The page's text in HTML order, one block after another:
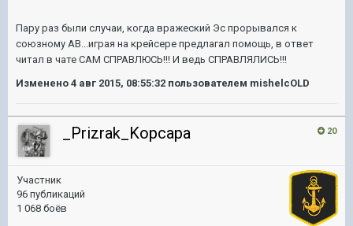
Пару раз были случаи, когда вражеский Эс прорывался к
союзному АВ...играя на крейсере предлагал помощь, в ответ
читал в чате САМ СПРАВЛЮСЬ!!! И ведь СПРАВЛЯЛИСЬ!!!
Изменено 4 авг 2015, 08:55:32 пользователем mishelcOLD
20
_Prizrak_Kopcapa
Участник
96 публикаций
1 068 боёв